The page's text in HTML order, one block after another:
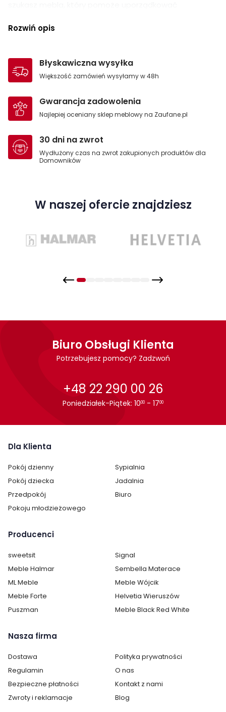
Rozwiń opis
Błyskawiczna wysyłka
Większość zamówień wysyłamy w 48h
Gwarancja zadowolenia
Najlepiej oceniany sklep meblowy na Zaufane.pl
30 dni na zwrot
Wydłużony czas na zwrot zakupionych produktów dla
Domowników
W naszej ofercie znajdziesz
Biuro Obsługi Klienta
Potrzebujesz pomocy? Zadzwoń
+48 22 290 00 26
Poniedziałek-Piątek: 1000 - 1700
Dla Klienta
Pokój dzienny
Sypialnia
Pokój dziecka
Jadalnia
Przedpokój
Biuro
Pokoju młodzieżowego
Producenci
sweetsit
Signal
Meble Halmar
Sembella Materace
ML Meble
Meble Wójcik
Meble Forte
Helvetia Wieruszów
Puszman
Meble Black Red White
Nasza firma
Dostawa
Polityka prywatności
Regulamin
O nas
Bezpieczne płatności
Kontakt z nami
Zwroty i reklamacje
Blog